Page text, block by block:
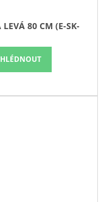
LEVÁ 80 CM (E-SK-